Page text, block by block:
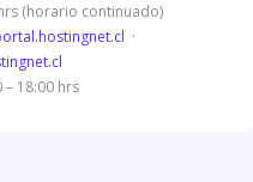
(horario continuado)
·
– 18:00 hrs